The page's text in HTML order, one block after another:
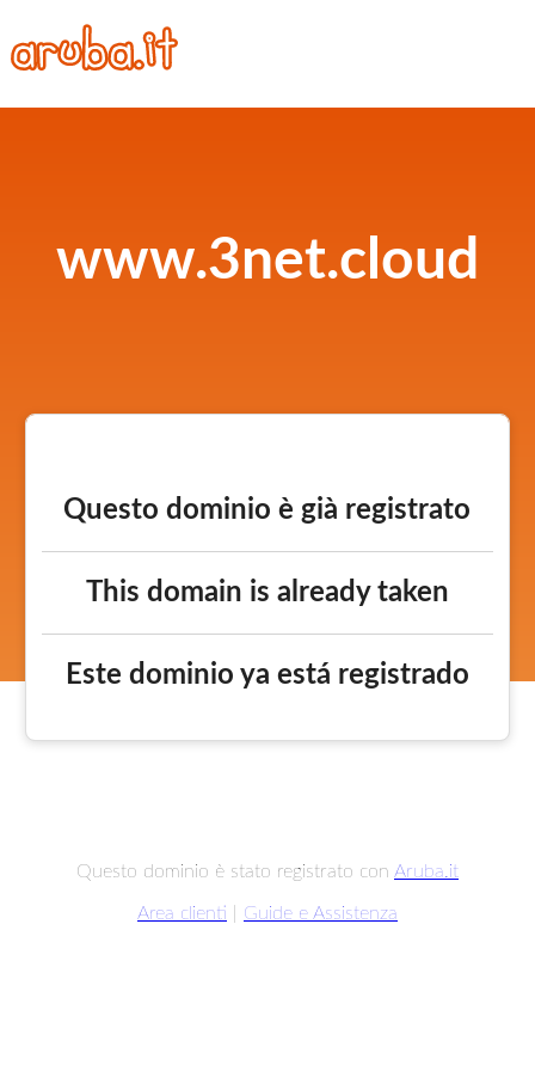
www.3net.cloud
Questo dominio è già registrato
This domain is already taken
Este dominio ya está registrado
Questo dominio è stato registrato con Aruba.it
Area clienti Guide e Assistenza